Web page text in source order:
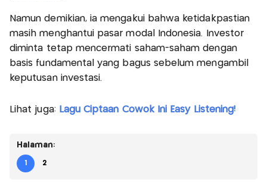
Namun demikian, ia mengakui bahwa ketidakpastian
masih menghantui pasar modal Indonesia. Investor
diminta tetap mencermati saham-saham dengan
basis fundamental yang bagus sebelum mengambil
keputusan investasi.
Lihat juga: Lagu Ciptaan Cowok Ini Easy Listening!
Halaman:
1 2